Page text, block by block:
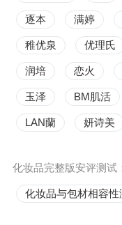
逐本 满婷
稚优泉 优理氏
润培 恋火
玉泽 BM肌活
LAN蘭 妍诗美
化妆品完整版安评测试
化妆品与包材相容性